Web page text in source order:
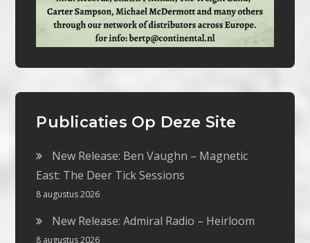
Publicaties Op Deze Site
New Release: Ben Vaughn – Magnetic
East: The Deer Tick Sessions
8 augustus 2026
New Release: Admiral Radio – Heirloom
8 augustus 2026